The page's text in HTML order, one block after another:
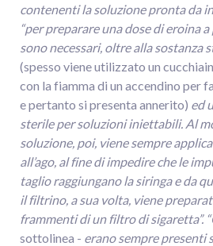
contenenti la soluzione pronta da
“per preparare una dose di eroina
sono necessari, oltre alla sostanza
(spesso viene utilizzato un
con la fiamma di un accendino per
e pertanto si presenta annerito) ed
sterile per soluzioni iniettabili. Al
soluzione, poi, viene sempre
all’ago, al fine di impedire che le
taglio raggiungano la siringa e da
il filtrino, a sua volta, viene
frammenti di un filtro di sigaretta”.
sottolinea - erano sempre presenti